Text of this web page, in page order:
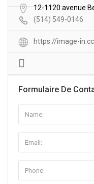
12-1120 avenue
(514) 549-0146
https://image-in.cc
Formulaire De